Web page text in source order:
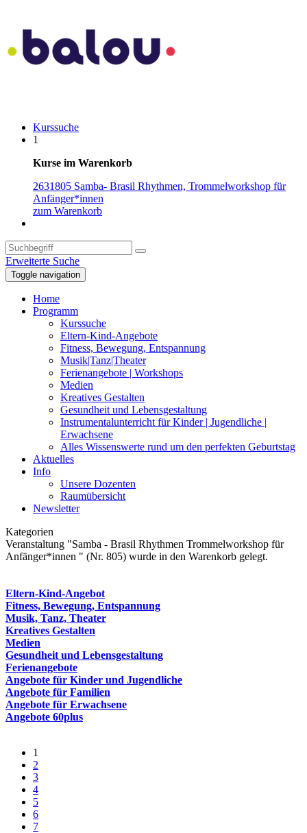
Kurssuche
1
Kurse im Warenkorb
2631805 Samba- Brasil Rhythmen, Trommelworkshop für
Anfänger*innen
zum Warenkorb
Erweiterte Suche
Toggle navigation
Home
Programm
Kurssuche
Eltern-Kind-Angebote
Fitness, Bewegung, Entspannung
Musik|Tanz|Theater
Ferienangebote | Workshops
Medien
Kreatives Gestalten
Gesundheit und Lebensgestaltung
Instrumentalunterricht für Kinder | Jugendliche |
Erwachsene
Alles Wissenswerte rund um den perfekten Geburtstag
Aktuelles
Info
Unsere Dozenten
Raumübersicht
Newsletter
Kategorien
Veranstaltung "Samba - Brasil Rhythmen Trommelworkshop für
Anfänger*innen " (Nr. 805) wurde in den Warenkorb gelegt.
Eltern-Kind-Angebot
Fitness, Bewegung, Entspannung
Musik, Tanz, Theater
Kreatives Gestalten
Medien
Gesundheit und Lebensgestaltung
Ferienangebote
Angebote für Kinder und Jugendliche
Angebote für Familien
Angebote für Erwachsene
Angebote 60plus
1
2
3
4
5
6
7